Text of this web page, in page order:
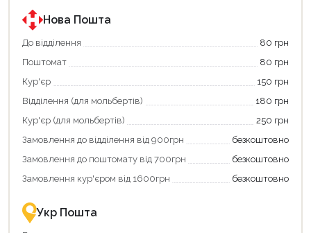
державною
програмою
єКнига.
Використовуйте
карту
щоб
зекономити
та
отримати
переваги!
картою
єКнига
–
зручно
та
Нова Пошта
До відділення
80 грн
Поштомат
80 грн
Кур'єр
150 грн
Відділення (для мольбертів)
180 грн
Кур'єр (для мольбертів)
250 грн
Замовлення до відділення від 900грн
безкоштовно
Замовлення до поштомату від 700грн
безкоштовно
Замовлення кур'єром від 1600грн
безкоштовно
Укр Пошта